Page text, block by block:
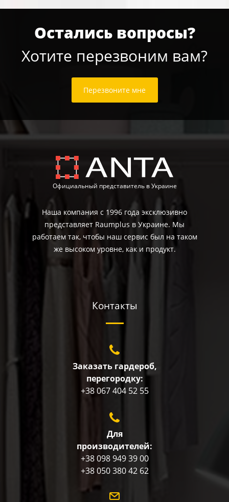
Остались вопросы?
Хотите перезвоним вам?
Перезвоните мне
Официальный представитель в Украине
Наша компания с 1996 года эксклюзивно
представляет Raumplus в Украине. Мы
работаем так, чтобы наш сервис был на таком
же высоком уровне, как и продукт.
Контакты
Заказать гардероб,
перегородку:
+38 067 404 52 55
Для
производителей:
+38 098 949 39 00
+38 050 380 42 62